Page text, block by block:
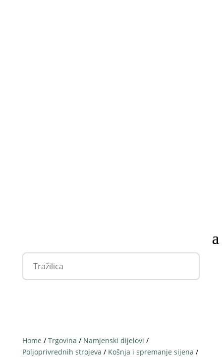
Home / Trgovina / Namjenski dijelovi /
Poljoprivrednih strojeva / Košnja i spremanje sijena /